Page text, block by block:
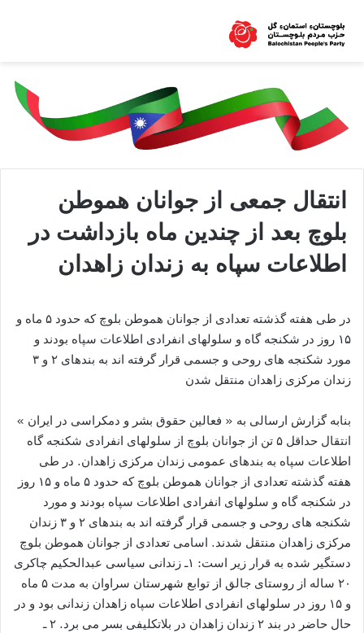
انتقال جمعی از جوانان هموطن
بلوچ بعد از چندین ماه بازداشت در
اطلاعات سپاه به زندان زاهدان
در طی هفته گذشته تعدادی از جوانان هموطن بلوچ که حدود ۵ ماه و
۱۵ روز در شکنجه گاه و سلولهای انفرادی اطلاعات سپاه بودند و
مورد شکنجه های روحی و جسمی قرار گرفته اند به بندهای ۲ و ۳
زندان مرکزی زاهدان منتقل شدن
بنابه گزارش ارسالی به « فعالین حقوق بشر و دمکراسی در ایران »
انتقال حداقل ۵ تن از جوانان بلوچ از سلولهای انفرادی شکنجه گاه
اطلاعات سپاه به بندهای عمومی زندان مرکزی زاهدان. در طی
هفته گذشته تعدادی از جوانان هموطن بلوچ که حدود ۵ ماه و ۱۵ روز
در شکنجه گاه و سلولهای انفرادی اطلاعات سپاه بودند و مورد
شکنجه های روحی و جسمی قرار گرفته اند به بندهای ۲ و ۳ زندان
مرکزی زاهدان منتقل شدند. اسامی تعدادی از جوانان هموطن بلوچ
دستگیر شده به قرار زیر است: ۱ـ زندانی سیاسی عبدالحکیم چاکری
۲۰ ساله از روستای جالق از توابع شهرستان سراوان به مدت ۵ ماه
و ۱۵ روز در سلولهای انفرادی اطلاعات سپاه زاهدان زندانی بود و در
حال حاضر در بند ۲ زندان زاهدان در بلاتکلیفی بسر می برد. ۲ ـ